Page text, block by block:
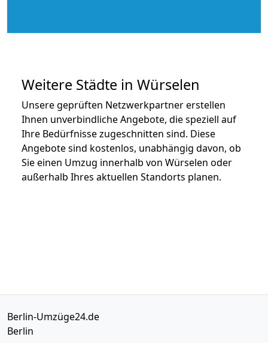
Weitere Städte in Würselen
Unsere geprüften Netzwerkpartner erstellen
Ihnen unverbindliche Angebote, die speziell auf
Ihre Bedürfnisse zugeschnitten sind. Diese
Angebote sind kostenlos, unabhängig davon, ob
Sie einen Umzug innerhalb von Würselen oder
außerhalb Ihres aktuellen Standorts planen.
Berlin-Umzüge24.de
Berlin